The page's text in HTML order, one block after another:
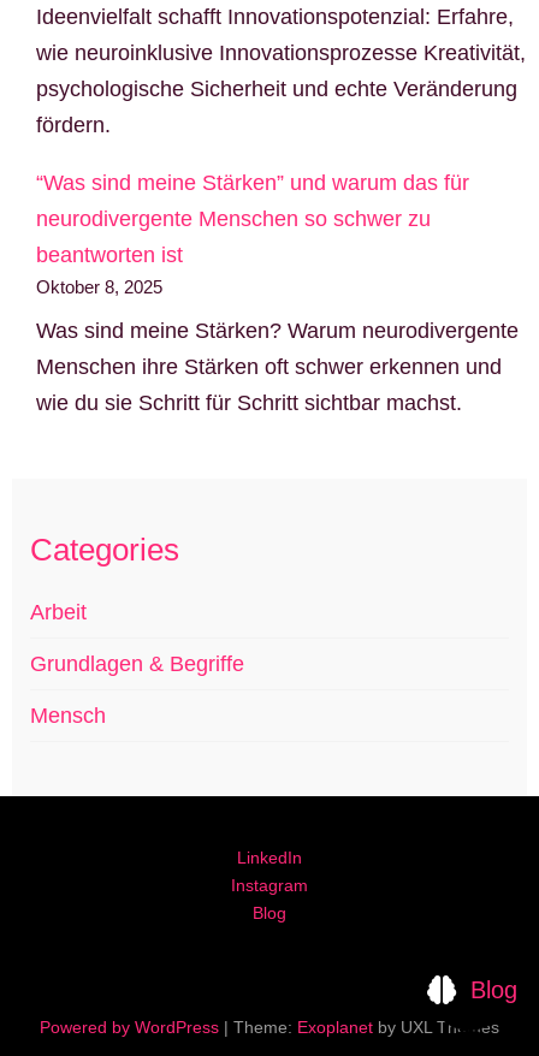
Ideenvielfalt schafft Innovationspotenzial: Erfahre,
wie neuroinklusive Innovationsprozesse Kreativität,
psychologische Sicherheit und echte Veränderung
fördern.
“Was sind meine Stärken” und warum das für
neurodivergente Menschen so schwer zu
beantworten ist
Oktober 8, 2025
Was sind meine Stärken? Warum neurodivergente
Menschen ihre Stärken oft schwer erkennen und
wie du sie Schritt für Schritt sichtbar machst.
Categories
Arbeit
Grundlagen & Begriffe
Mensch
LinkedIn
Instagram
Blog
Powered by WordPress | Theme: Exoplanet by UXL Themes
Blog